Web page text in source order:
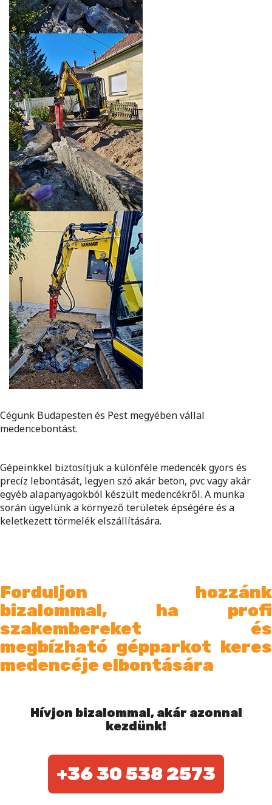
Cégünk Budapesten és Pest megyében vállal
medencebontást.
Gépeinkkel biztosítjuk a különféle medencék gyors és
precíz lebontását, legyen szó akár beton, pvc vagy akár
egyéb alapanyagokból készült medencékről. A munka
során ügyelünk a környező területek épségére és a
keletkezett törmelék elszállítására.
Forduljon hozzánk
bizalommal, ha profi
szakembereket és
megbízható gépparkot keres
medencéje elbontására
Hívjon bizalommal, akár azonnal
kezdünk!
+36 30 538 2573